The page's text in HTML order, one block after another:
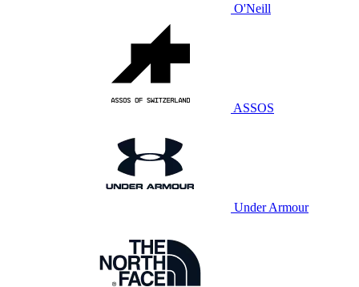
O'Neill
ASSOS
Under Armour